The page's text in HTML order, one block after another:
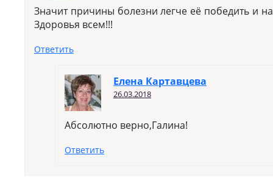
Значит причины болезни легче её победить и
Здоровья всем!!!
Ответить
Елена Картавцева
26.03.2018
Абсолютно верно,Галина!
Ответить